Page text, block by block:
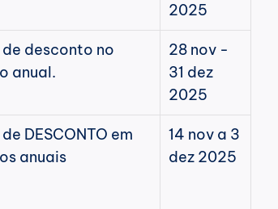
2025
de desconto no
anual.
28 nov -
31 dez
2025
DESCONTO em
anuais
14 nov a 3
dez 2025